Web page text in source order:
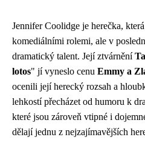
Jennifer Coolidge je herečka,
komediálními rolemi, ale v
dramatický talent. Její ztvárnění
lotos" jí vyneslo cenu Emmy a
ocenili její herecký rozsah a
lehkostí přecházet od humoru k
které jsou zároveň vtipné i
dělají jednu z nejzajímavějších